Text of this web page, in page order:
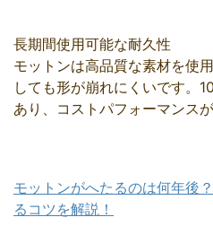
長期間使用可能な耐久性
モットンは高品質な素材を使
しても形が崩れにくいです。
あり、コストパフォーマンス
モットンがへたるのは何年後
るコツを解説！